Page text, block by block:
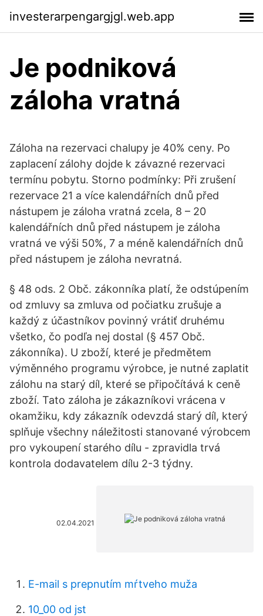
investerarpengargjgl.web.app
Je podniková
záloha vratná
Záloha na rezervaci chalupy je 40% ceny. Po
zaplacení zálohy dojde k závazné rezervaci
termínu pobytu. Storno podmínky: Při zrušení
rezervace 21 a více kalendářních dnů před
nástupem je záloha vratná zcela, 8 – 20
kalendářních dnů před nástupem je záloha
vratná ve výši 50%, 7 a méně kalendářních dnů
před nástupem je záloha nevratná.
§ 48 ods. 2 Obč. zákonníka platí, že odstúpením
od zmluvy sa zmluva od počiatku zrušuje a
každý z účastníkov povinný vrátiť druhému
všetko, čo podľa nej dostal (§ 457 Obč.
zákonníka). U zboží, které je předmětem
výměnného programu výrobce, je nutné zaplatit
zálohu na starý díl, které se připočítává k ceně
zboží. Tato záloha je zákazníkovi vrácena v
okamžiku, kdy zákazník odevzdá starý díl, který
splňuje všechny náležitosti stanované výrobcem
pro vykoupení starého dílu - zpravidla trvá
kontrola dodavatelem dílu 2-3 týdny.
02.04.2021
E-mail s prepnutím mŕtveho muža
10_00 od jst